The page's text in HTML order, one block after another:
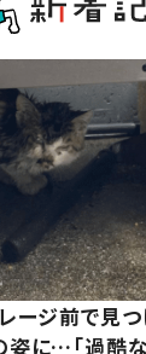
ージ前で見
に…「過酷な